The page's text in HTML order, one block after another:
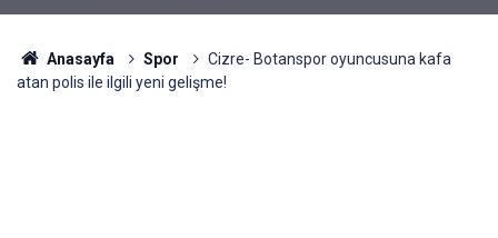
Anasayfa Spor
Cizre- Botanspor oyuncusuna kafa
atan polis ile ilgili yeni gelişme!